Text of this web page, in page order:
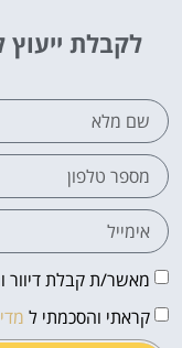
לקבלת
מאשר/ת קבלת דיוור
קראתי והסכמתי ל